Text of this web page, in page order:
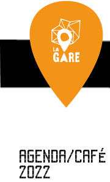
AGENDA/
2022